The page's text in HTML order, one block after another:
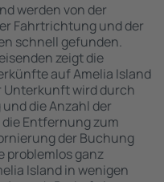
werden von der
Fahrtrichtung und der
schnell gefunden.
zeigt die
auf Amelia Island
Unterkunft wird durch
die Anzahl der
Entfernung zum
der Buchung
problemlos ganz
Island in wenigen